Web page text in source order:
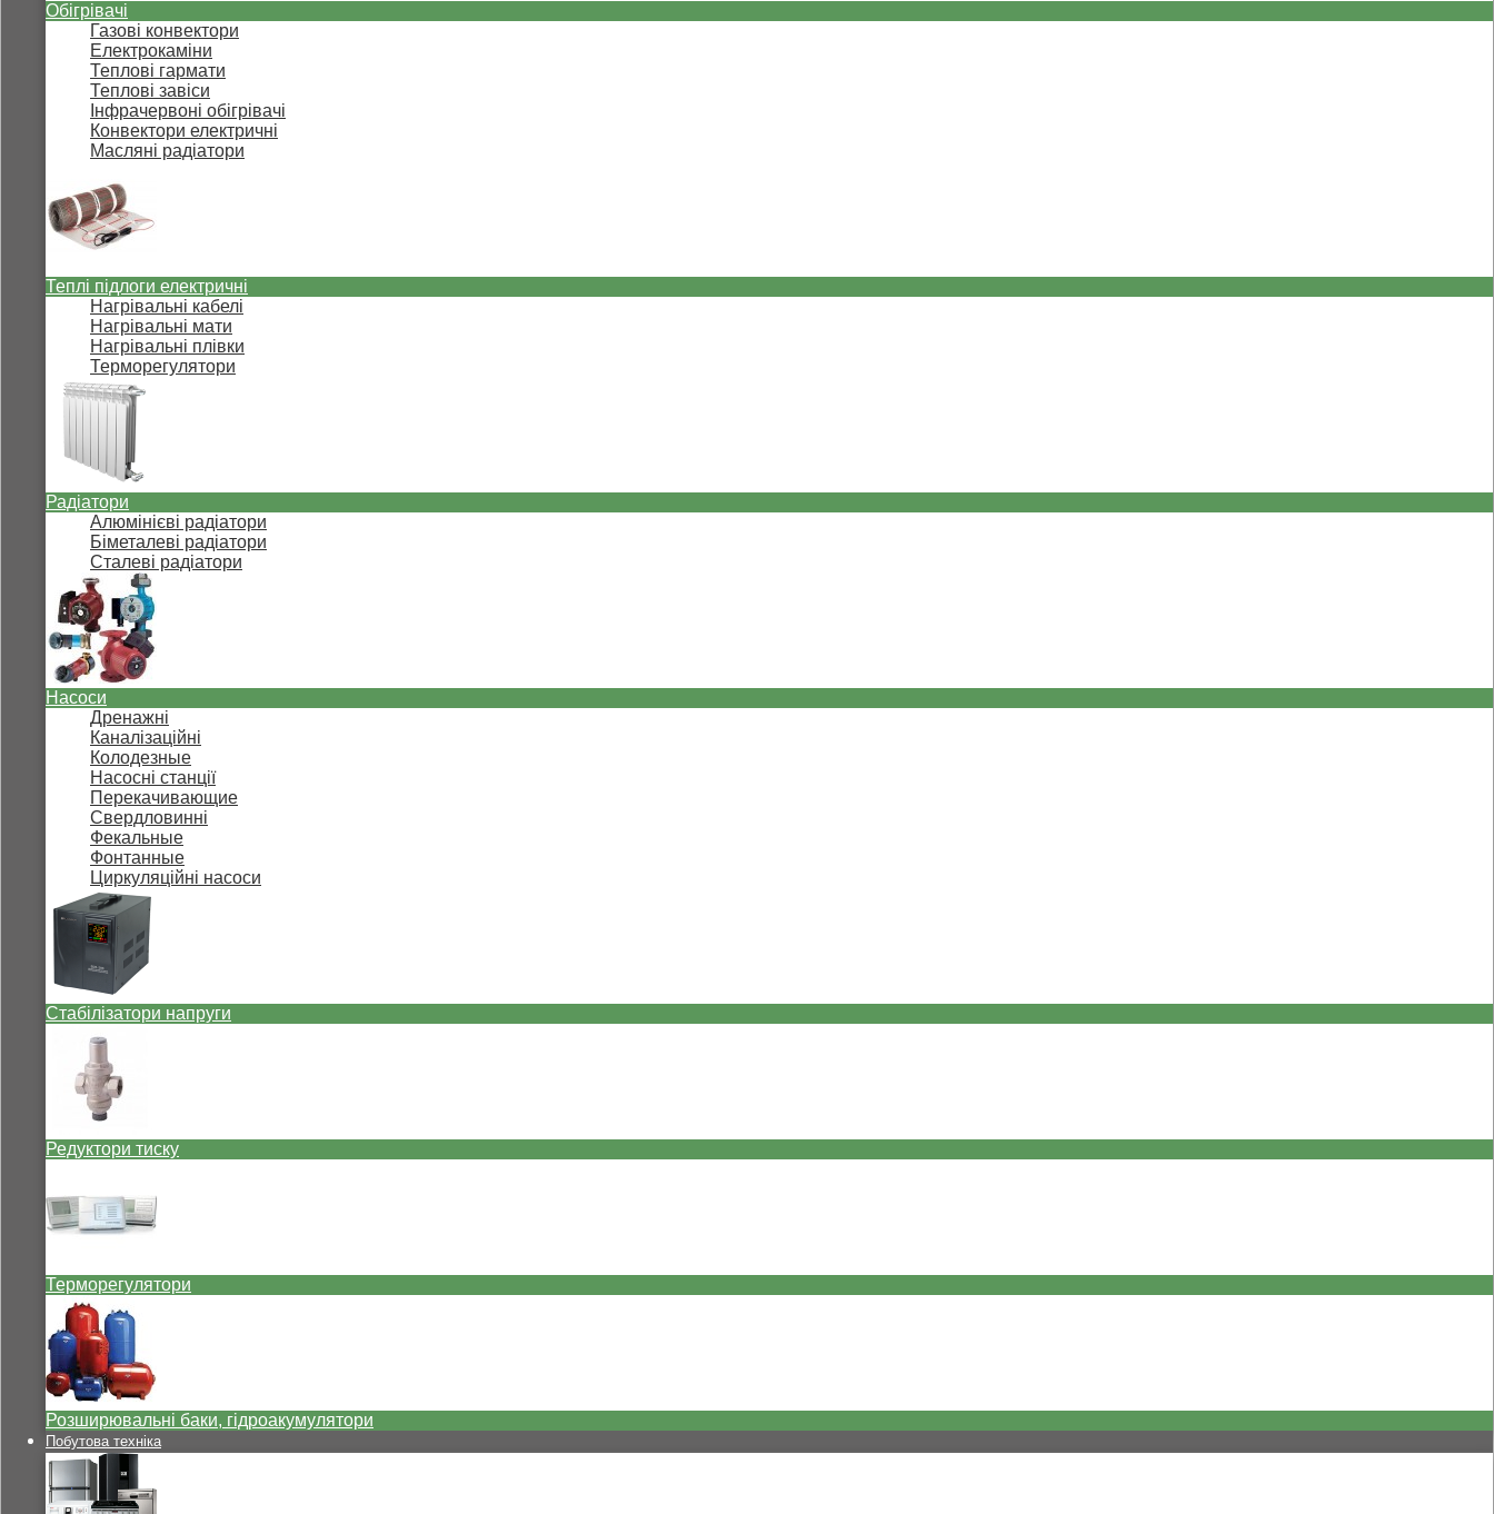
Обігрівачі
Газові конвектори
Електрокаміни
Теплові гармати
Теплові завіси
Інфрачервоні обігрівачі
Конвектори електричні
Масляні радіатори
Теплі підлоги електричні
Нагрівальні кабелі
Нагрівальні мати
Нагрівальні плівки
Терморегулятори
Радіатори
Алюмінієві радіатори
Біметалеві радіатори
Сталеві радіатори
Насоси
Дренажні
Каналізаційні
Колодезные
Насосні станції
Перекачивающие
Свердловинні
Фекальные
Фонтанные
Циркуляційні насоси
Стабілізатори напруги
Редуктори тиску
Терморегулятори
Розширювальні баки, гідроакумулятори
Побутова техніка